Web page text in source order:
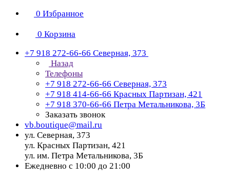
0 Избранное
0 Корзина
+7 918 272-66-66 Северная, 373
Назад
Телефоны
+7 918 272-66-66 Северная, 373
+7 918 414-66-66 Красных Партизан, 421
+7 918 370-66-66 Петра Метальникова, 3Б
Заказать звонок
vb.boutique@mail.ru
ул. Северная, 373
ул. Красных Партизан, 421
ул. им. Петра Метальникова, 3Б
Ежедневно с 10:00 до 21:00